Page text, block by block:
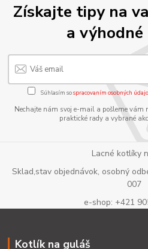
Získajte tipy na
a
Súhlasím sospracovaním osobných
Nechajte nám svoj e-mail a pošleme vám
praktické rady a vybrané
Lacné kotlíky
Sklad,stav objednávok, osobný
007
e-shop: +421
Kotlík na guláš